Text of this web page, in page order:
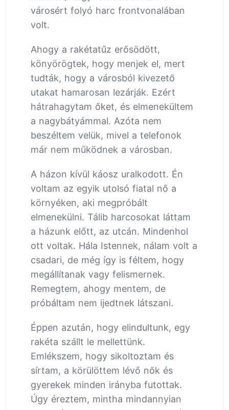
városért folyó harc frontvonalában
volt.
Ahogy a rakétatűz erősödött,
könyörögtek, hogy menjek el, mert
tudták, hogy a városból kivezető
utakat hamarosan lezárják. Ezért
hátrahagytam őket, és elmenekültem
a nagybátyámmal. Azóta nem
beszéltem velük, mivel a telefonok
már nem működnek a városban.
A házon kívül káosz uralkodott. Én
voltam az egyik utolsó fiatal nő a
környéken, aki megpróbált
elmenekülni. Tálib harcosokat láttam
a házunk előtt, az utcán. Mindenhol
ott voltak. Hála Istennek, nálam volt a
csadari, de még így is féltem, hogy
megállítanak vagy felismernek.
Remegtem, ahogy mentem, de
próbáltam nem ijedtnek látszani.
Éppen azután, hogy elindultunk, egy
rakéta szállt le mellettünk.
Emlékszem, hogy sikoltoztam és
sírtam, a körülöttem lévő nők és
gyerekek minden irányba futottak.
Úgy éreztem, mintha mindannyian